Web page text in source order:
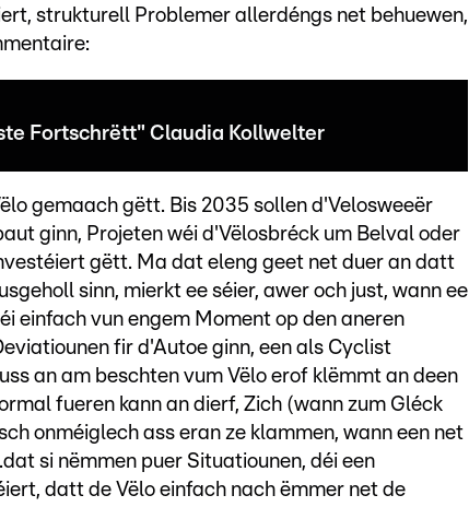
strukturell Problemer allerdéngs net behuewen,
Fortschrëtt" Claudia Kollwelter
gemaach gëtt. Bis 2035 sollen d'Velosweeër
ginn, Projeten wéi d'Vëlosbréck um Belval oder
gëtt. Ma dat eleng geet net duer an datt
sinn, mierkt ee séier, awer och just, wann ee
einfach vun engem Moment op den aneren
fir d'Autoe ginn, een als Cyclist
an am beschten vum Vëlo erof klëmmt an deen
fueren kann an dierf, Zich (wann zum Gléck
onméiglech ass eran ze klammen, wann een net
si nëmmen puer Situatiounen, déi een
datt de Vëlo einfach nach ëmmer net de